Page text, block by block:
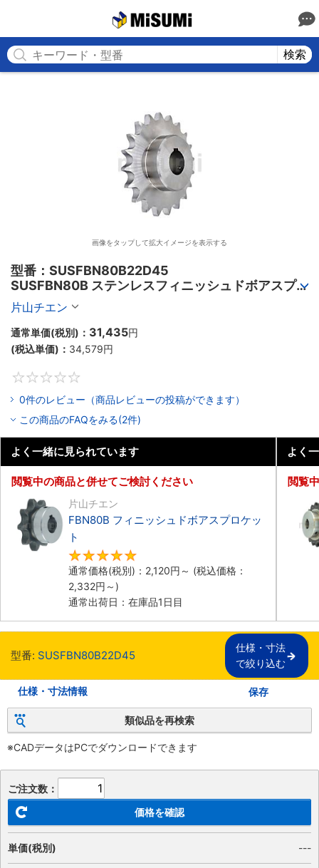
検索
画像をタップして拡大イメージを表示する
型番：SUSFBN80B22D45
SUSFBN80B ステンレスフィニッシュドボアスプ
ロケット
片山チエン
通常単価(税別)： 31,435円
(税込単価)： 34,579円
0件のレビュー（商品レビューの投稿ができます）
この商品のFAQをみる(2件)
よく一緒に見られています
閲覧中の商品と併せてご検討ください
片山チエン
FBN80B フィニッシュドボアスプロケッ
ト
通常価格(税別)： 2,120円 ～ (税込価格：
2,332円 ～)
通常出荷日：在庫品1日目
よく
閲覧
型番: SUSFBN80B22D45
仕様・寸法
で絞り込む
仕様・寸法情報 保存
類似品を再検索
※CADデータはPCでダウンロードできます
ご注文数：
価格を確認
単価(税別) ---